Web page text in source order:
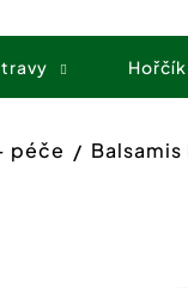
péče